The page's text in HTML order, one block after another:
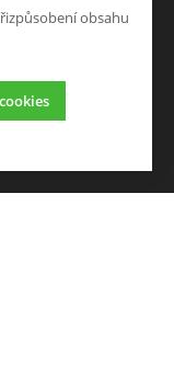
něco sdělit o
napsat.
zprávu
obsahu